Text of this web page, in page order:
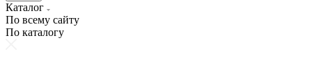
Каталог
По всему сайту
По каталогу